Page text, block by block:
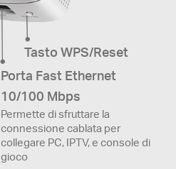
Porta Fast Ethernet
10/100 Mbps
Permette di sfruttare la
connessione cablata per
collegare PC, IPTV, e console di
gioco
Tasto WPS/Reset